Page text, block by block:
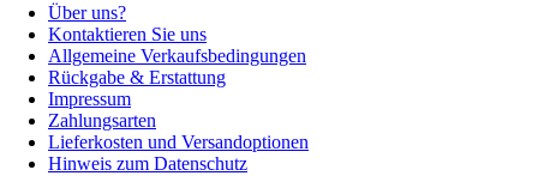
Über uns?
Kontaktieren Sie uns
Allgemeine Verkaufsbedingungen
Rückgabe & Erstattung
Impressum
Zahlungsarten
Lieferkosten und Versandoptionen
Hinweis zum Datenschutz